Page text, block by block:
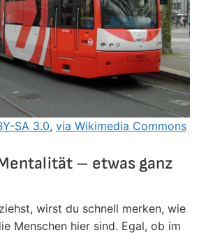
SA 3.0, via Wikimedia Commons
– etwas ganz
wirst du schnell merken, wie
Menschen hier sind. Egal, ob im